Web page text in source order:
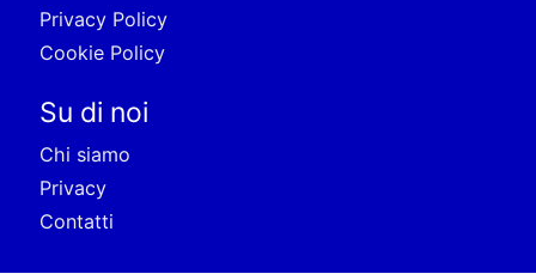
Privacy Policy
Cookie Policy
Su di noi
Chi siamo
Privacy
Contatti